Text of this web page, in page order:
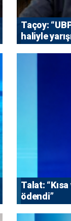
Taçoy:
haliyle
Talat:
ödendi”